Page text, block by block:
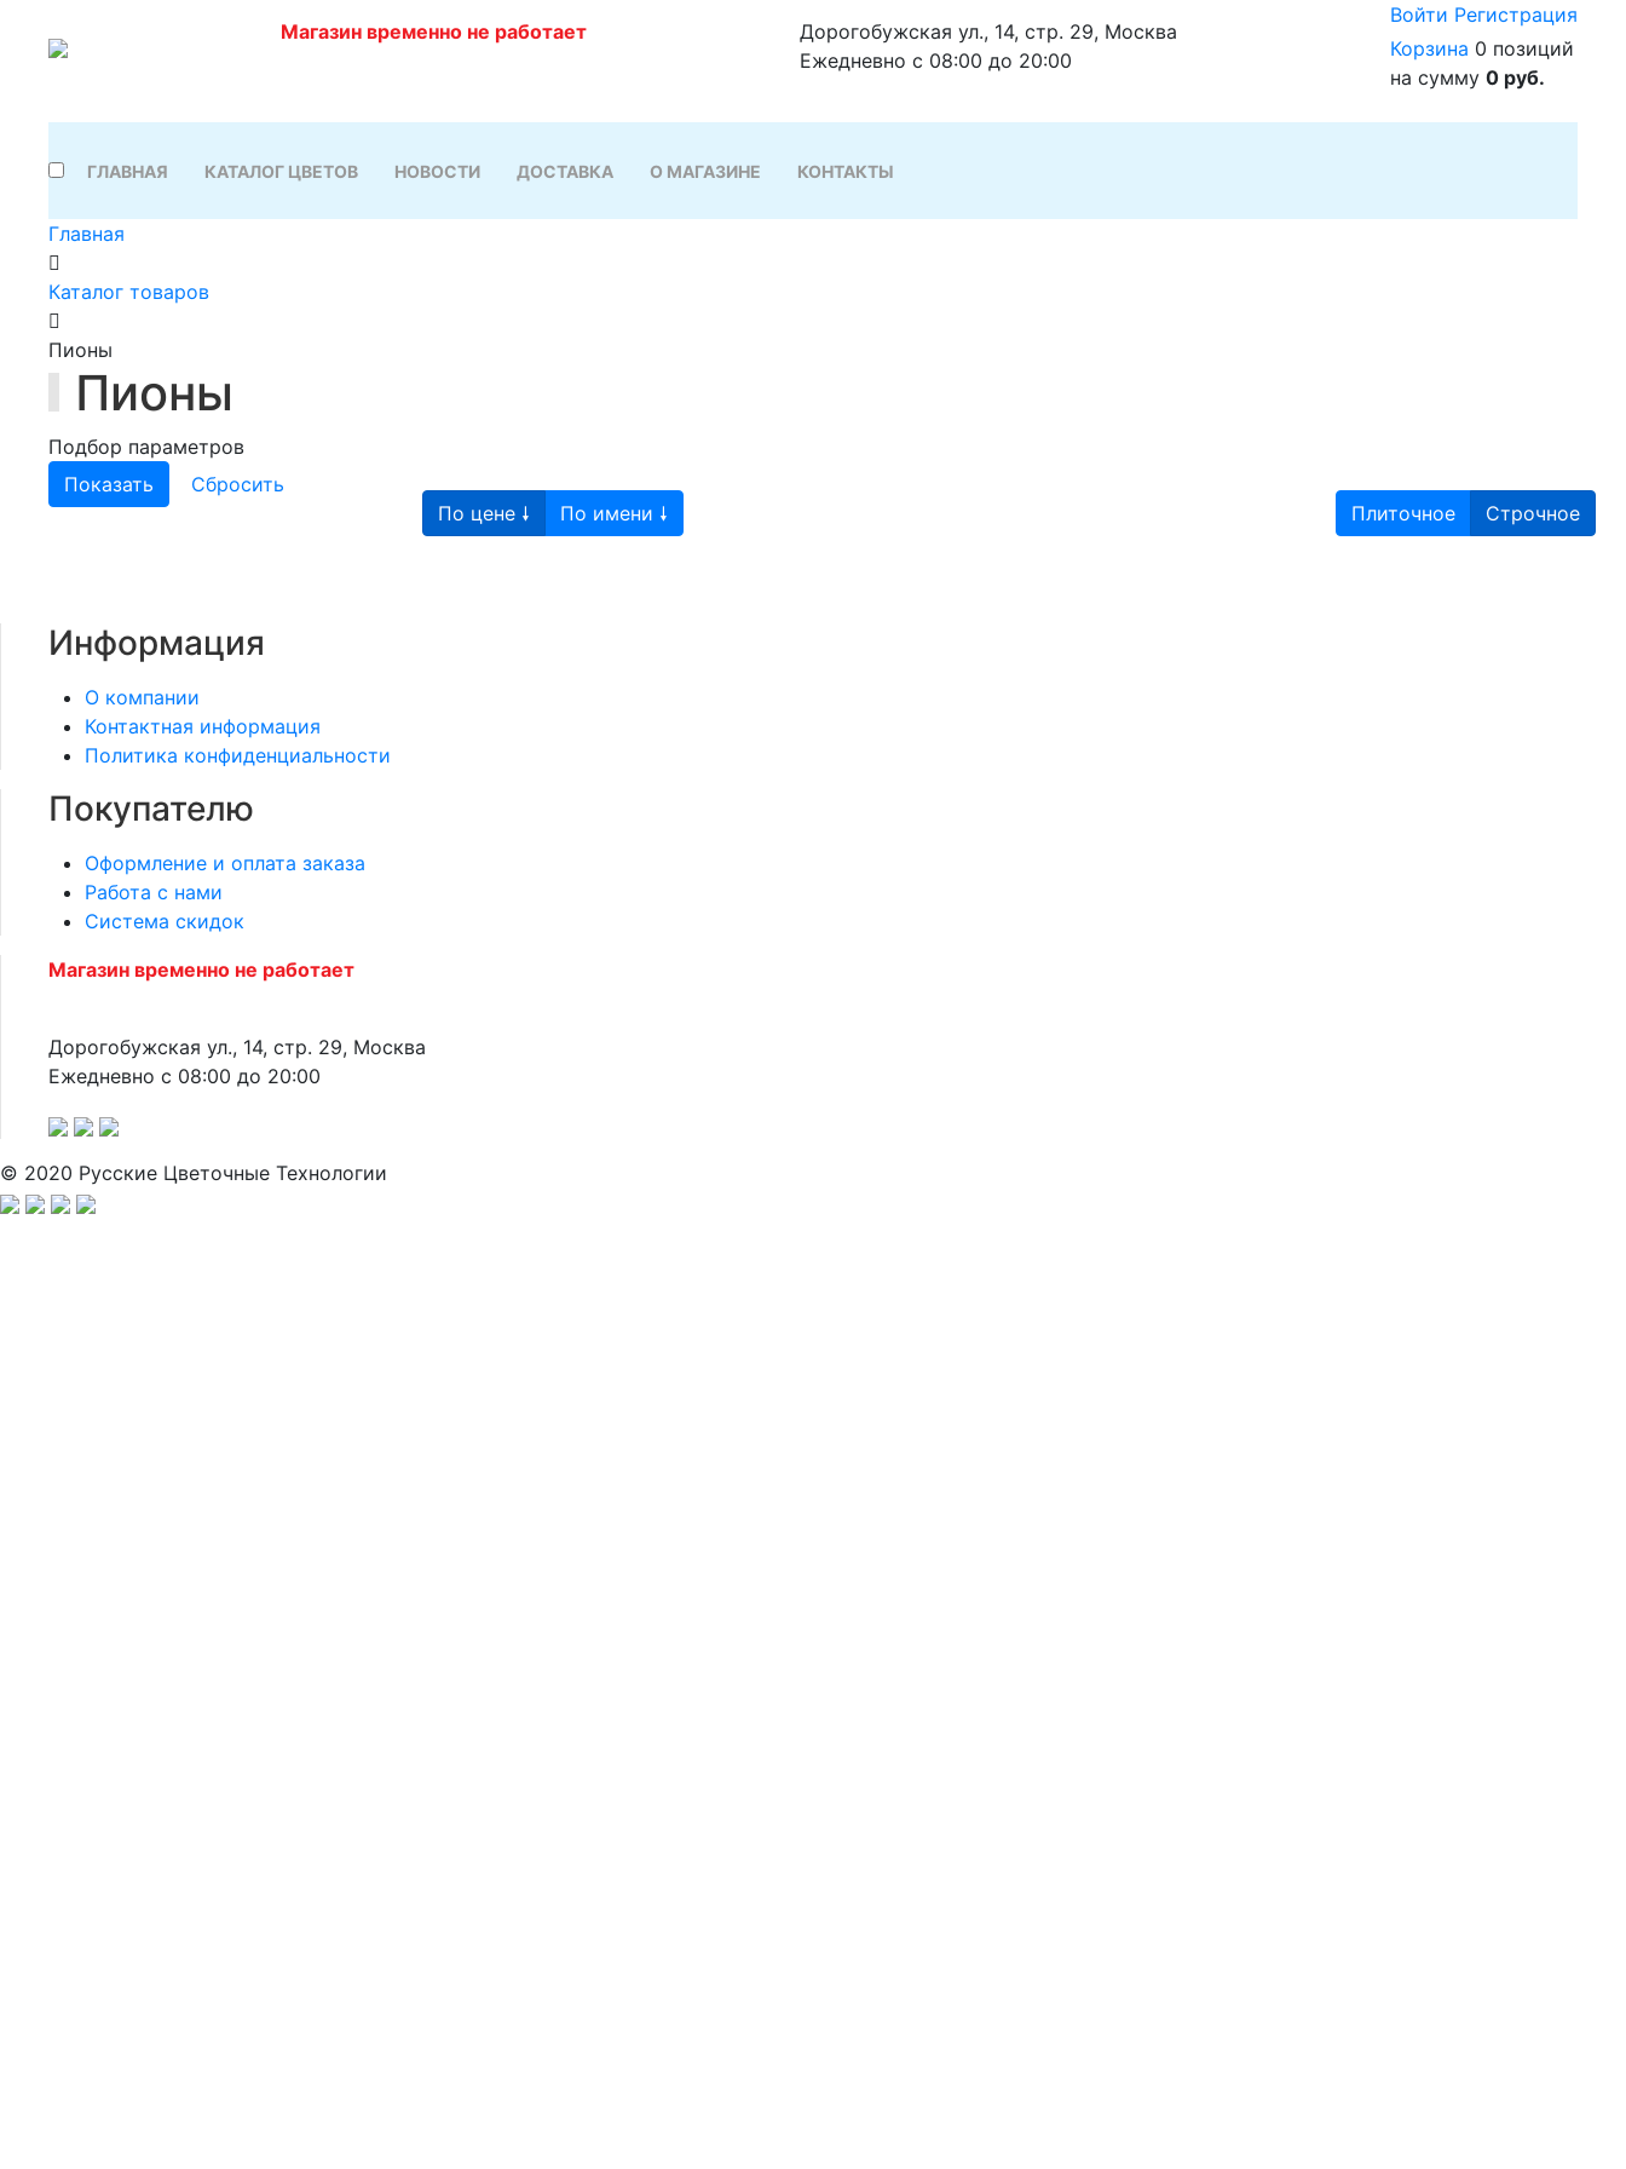
Магазин временно не работает
Дорогобужская ул., 14, стр. 29, Москва
Ежедневно с 08:00 до 20:00
Войти Регистрация
Корзина 0 позиций
на сумму 0 руб.
ГЛАВНАЯ КАТАЛОГ ЦВЕТОВ НОВОСТИ ДОСТАВКА О МАГАЗИНЕ КОНТАКТЫ
Главная
Каталог товаров
Пионы
Пионы
Подбор параметров
По цене 🠗 По имени 🠗 Плиточное Строчное
Информация
О компании
Контактная информация
Политика конфиденциальности
Покупателю
Оформление и оплата заказа
Работа с нами
Система скидок
Магазин временно не работает
Дорогобужская ул., 14, стр. 29, Москва
Ежедневно с 08:00 до 20:00
© 2020 Русские Цветочные Технологии